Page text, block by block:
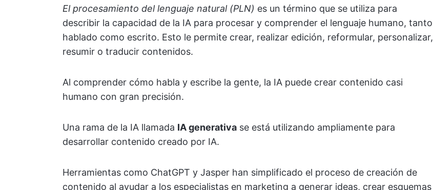
El procesamiento del lenguaje natural (PLN) es un término que se utiliza para
describir la capacidad de la IA para procesar y comprender el lenguaje humano, tanto
hablado como escrito. Esto le permite crear, realizar edición, reformular, personalizar,
resumir o traducir contenidos.
Al comprender cómo habla y escribe la gente, la IA puede crear contenido casi
humano con gran precisión.
Una rama de la IA llamada IA generativa se está utilizando ampliamente para
desarrollar contenido creado por IA.
Herramientas como ChatGPT y Jasper han simplificado el proceso de creación de
contenido al ayudar a los especialistas en marketing a generar ideas, crear esquemas